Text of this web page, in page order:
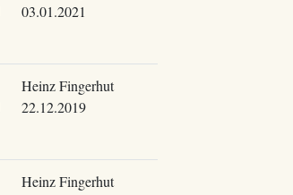
03.01.2021
Heinz Fingerhut
22.12.2019
Heinz Fingerhut